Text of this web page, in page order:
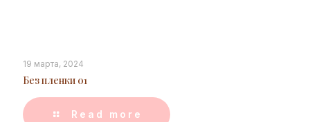
19 марта, 2024
Без пленки 01
Read more